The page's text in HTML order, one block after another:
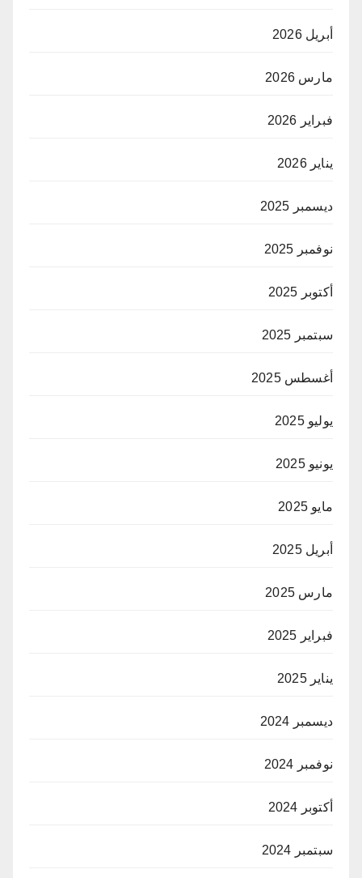
أبريل 2026
مارس 2026
فبراير 2026
يناير 2026
ديسمبر 2025
نوفمبر 2025
أكتوبر 2025
سبتمبر 2025
أغسطس 2025
يوليو 2025
يونيو 2025
مايو 2025
أبريل 2025
مارس 2025
فبراير 2025
يناير 2025
ديسمبر 2024
نوفمبر 2024
أكتوبر 2024
سبتمبر 2024